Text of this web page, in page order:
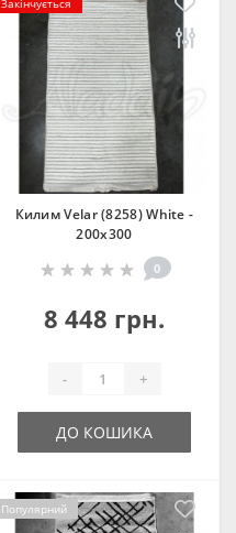
Закінчується
Килим Velar (8258) White -
200х300
0
8 448 грн.
- +
ДО КОШИКА
Популярний